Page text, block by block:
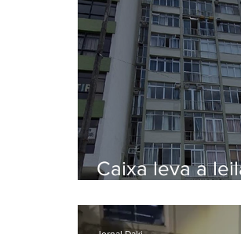
Caixa leva a
Bolsonaro em